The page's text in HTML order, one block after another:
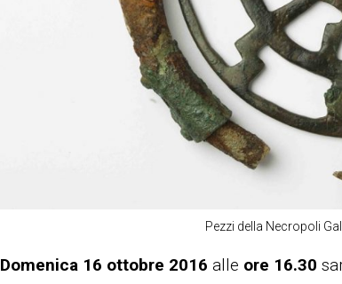
Pezzi della Necropoli
Domenica 16 ottobre 2016 alle ore 16.30